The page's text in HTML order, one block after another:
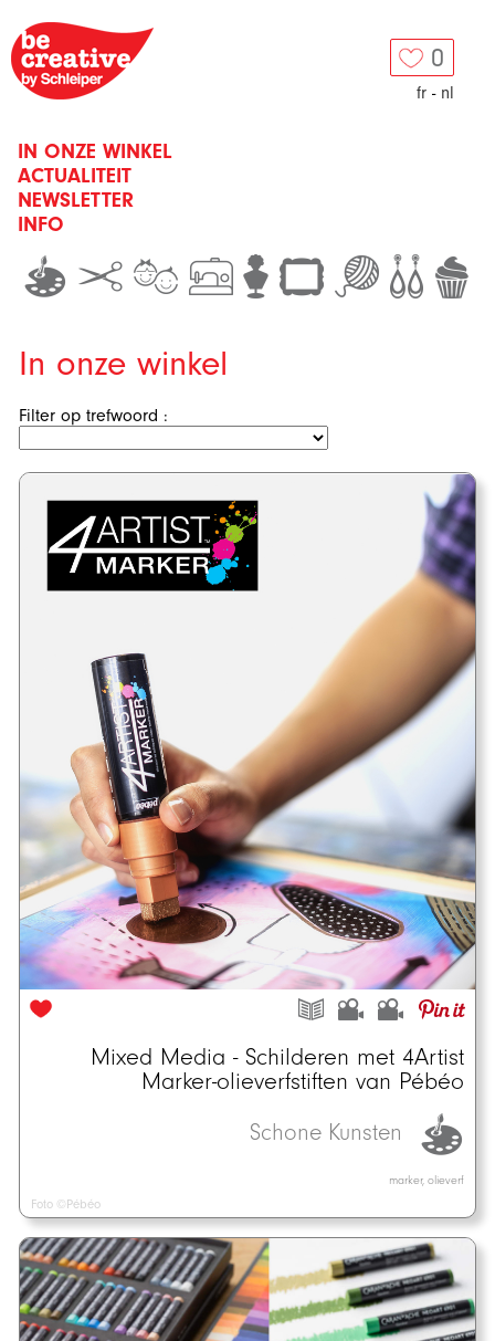
0
fr - nl
IN ONZE WINKEL
ACTUALITEIT
NEWSLETTER
INFO
In onze winkel
Filter op trefwoord :
Mixed Media - Schilderen met 4Artist
Marker-olieverfstiften van Pébéo
Schone Kunsten
marker, olieverf
Foto ©Pébéo